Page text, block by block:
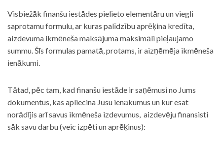
Visbiežāk finanšu iestādes pielieto elementāru un viegli
saprotamu formulu, ar kuras palīdzību aprēķina kredīta,
aizdevuma ikmēneša maksājuma maksimāli pieļaujamo
summu. Šīs formulas pamatā, protams, ir aizņēmēja ikmēneša
ienākumi.
Tātad, pēc tam, kad finanšu iestāde ir saņēmusi no Jums
dokumentus, kas apliecina Jūsu ienākumus un kur esat
norādījis arī savus ikmēneša izdevumus, aizdevēju finansisti
sāk savu darbu (veic izpēti un aprēķinus):